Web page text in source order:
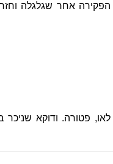
אחר שגלגלה
פטורה. ודוקא שניכר